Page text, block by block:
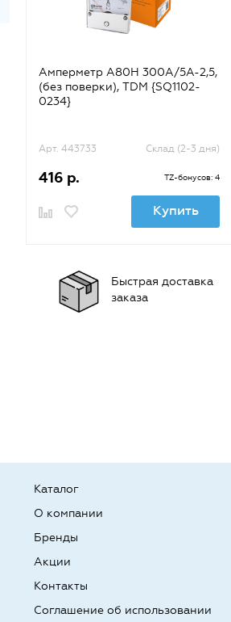
Амперметр А80Н 300А/5А-2,5,
(без поверки), TDM {SQ1102-
0234}
Арт. 443733 Склад (2-3 дня)
416 р. TZ-бонусов: 4
Купить
Быстрая доставка
заказа
Каталог
О компании
Бренды
Акции
Контакты
Соглашение об использовании